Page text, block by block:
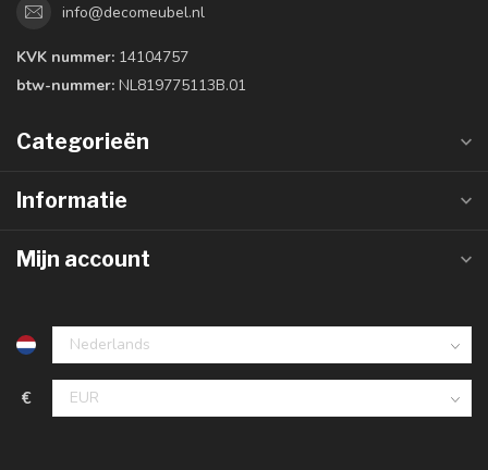
info@decomeubel.nl
KVK nummer: 14104757
btw-nummer: NL819775113B.01
Categorieën
Informatie
Mijn account
€